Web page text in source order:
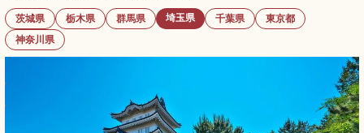
茨城県 栃木県 群馬県 埼玉県 千葉県
東京都
神奈川県